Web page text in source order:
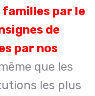
par le
de
par nos
que les
les plus